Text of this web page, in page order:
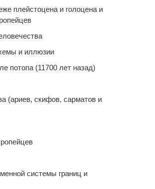
плейстоцена и голоцена и
и иллюзии
потопа (11700 лет назад)
(ариев, скифов, сарматов и
системы границ и